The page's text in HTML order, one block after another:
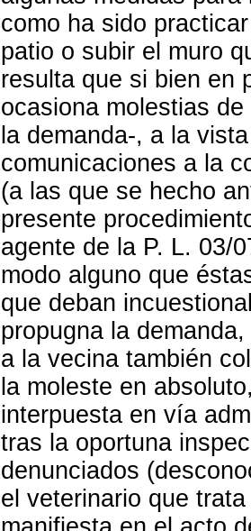
como ha sido
patio o subir el muro
resulta que si bien en
ocasiona molestias
la demanda-, a la
comunicaciones a la
(a las que se hecho
presente
agente de la P. L. 03/
modo alguno que
que deban
propugna la
a la vecina también
la moleste en
interpuesta en vía
tras la oportuna
denunciados
el veterinario que